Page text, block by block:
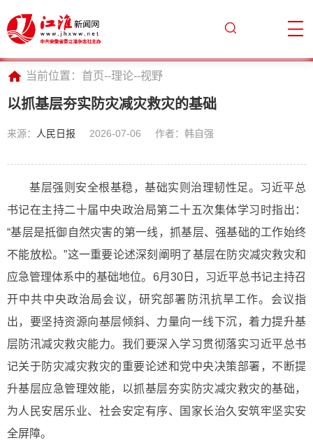
当前位置： 首页--理论--视野
以抓基层夯实防灾减灾救灾的基础
来源： 人民日报 2026-07-06 作者：韩自强
基层强则安全根基稳，基础实则治理韧性足。习近平总
书记在主持二十届中央政治局第二十五次集体学习时指出：
“基层是抵御自然灾害的第一线，抓基层、强基础的工作始终
不能放松。”这一重要论述深刻阐明了基层在防灾减灾救灾和
应急管理体系中的基础地位。6月30日，习近平总书记主持召
开中共中央政治局会议，研究部署防汛抗旱工作。会议指
出，要坚持资源向基层倾斜、力量向一线下沉，着力提升基
层防汛减灾救灾能力。我们要深入学习贯彻落实习近平总书
记关于防灾减灾救灾的重要论述和党中央决策部署，不断提
升基层应急管理效能，以抓基层夯实防灾减灾救灾的基础，
为人民安居乐业、社会安定有序、国家长治久安筑牢坚实安
全屏障。